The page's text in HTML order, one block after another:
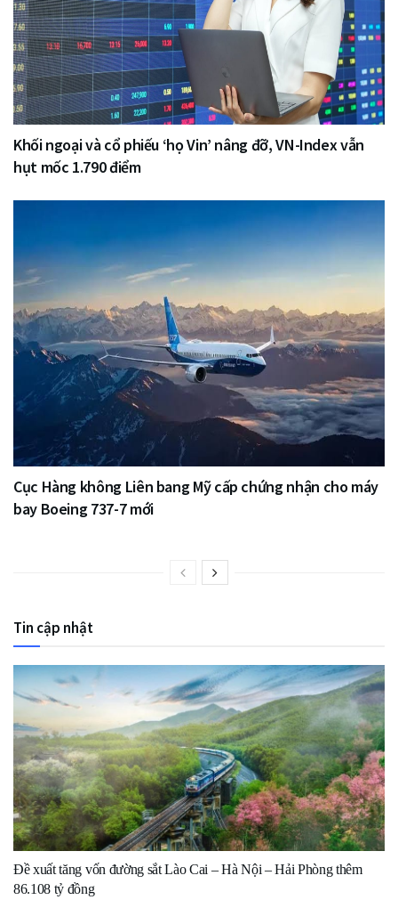
Khối ngoại và cổ phiếu ‘họ Vin’ nâng đỡ, VN-Index vẫn
hụt mốc 1.790 điểm
Cục Hàng không Liên bang Mỹ cấp chứng nhận cho máy
bay Boeing 737-7 mới
Tin cập nhật
Đề xuất tăng vốn đường sắt Lào Cai – Hà Nội – Hải Phòng thêm
86.108 tỷ đồng